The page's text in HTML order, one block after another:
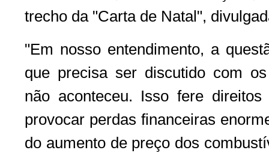
trecho da "Carta de Natal",
"Em nosso entendimento, a
que precisa ser discutido com
não aconteceu. Isso fere
provocar perdas financeiras
do aumento de preço dos